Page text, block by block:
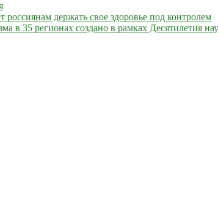
держать свое здоровье под контролем
35 регионах создано в рамках Десятилетия